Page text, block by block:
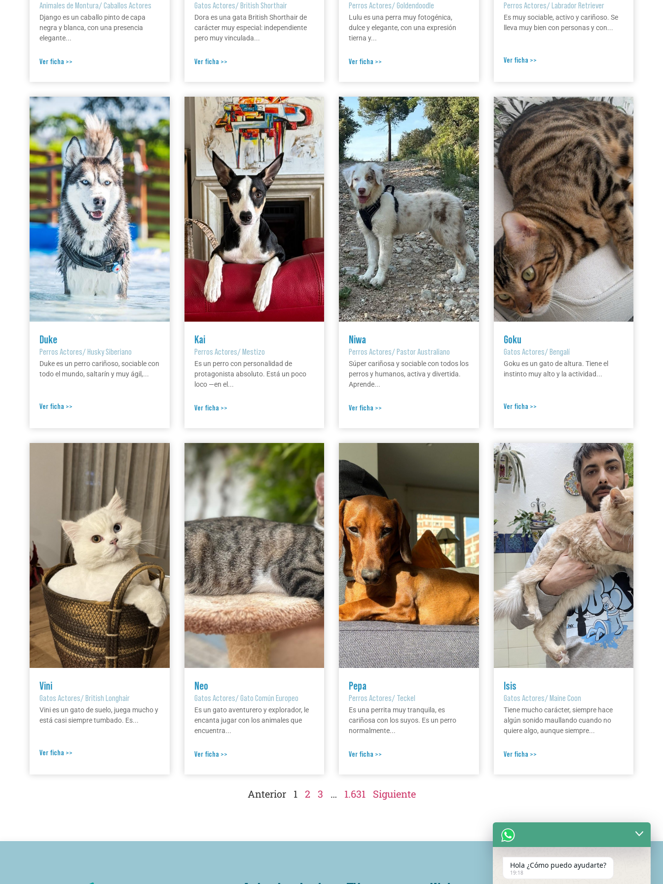
Animales de Montura/Caballos Actores
Django es un caballo pinto de capa
negra y blanca, con una presencia
elegante...
Ver ficha >>
Gatos Actores/British Shorthair
Dora es una gata British Shorthair de
carácter muy especial: independiente
pero muy vinculada...
Ver ficha >>
Perros Actores/Goldendoodle
Lulu es una perra muy fotogénica,
dulce y elegante, con una expresión
tierna y...
Ver ficha >>
Perros Actores/Labrador Retriever
Es muy sociable, activo y cariñoso. Se
lleva muy bien con personas y con...
Ver ficha >>
Duke
Perros Actores/Husky Siberiano
Duke es un perro cariñoso, sociable con
todo el mundo, saltarín y muy ágil,...
Ver ficha >>
Kai
Perros Actores/Mestizo
Es un perro con personalidad de
protagonista absoluto. Está un poco
loco —en el...
Ver ficha >>
Niwa
Perros Actores/Pastor Australiano
Súper cariñosa y sociable con todos los
perros y humanos, activa y divertida.
Aprende...
Ver ficha >>
Goku
Gatos Actores/Bengalí
Goku es un gato de altura. Tiene el
instinto muy alto y la actividad...
Ver ficha >>
Vini
Gatos Actores/British Longhair
Vini es un gato de suelo, juega mucho y
está casi siempre tumbado. Es...
Ver ficha >>
Neo
Gatos Actores/Gato Común Europeo
Es un gato aventurero y explorador, le
encanta jugar con los animales que
encuentra...
Ver ficha >>
Pepa
Perros Actores/ Teckel
Es una perrita muy tranquila, es
cariñosa con los suyos. Es un perro
normalmente...
Ver ficha >>
Isis
Gatos Actores/Maine Coon
Tiene mucho carácter, siempre hace
algún sonido maullando cuando no
quiere algo, aunque siempre...
Ver ficha >>
Anterior 1 2 3 … 1.631 Siguiente
Hola ¿Cómo puedo ayudarte?
19:18